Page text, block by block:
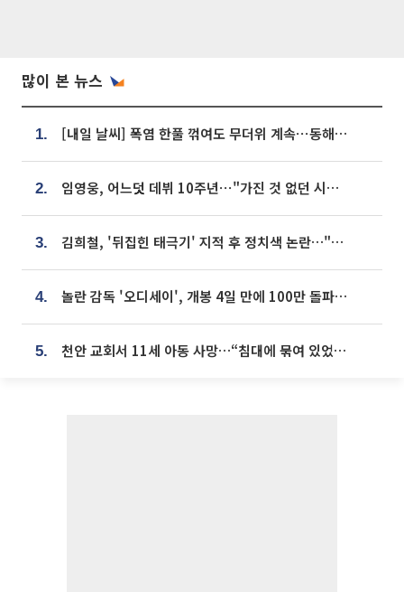
많이 본 뉴스
1. [내일 날씨] 폭염 한풀 꺾여도 무더위 계속⋯동해안 이틀 연속 비
2. 임영웅, 어느덧 데뷔 10주년⋯"가진 것 없던 시절, 내 앞엔 20명의 팬뿐"
3. 김희철, '뒤집힌 태극기' 지적 후 정치색 논란…"좌우 떠나 우리나라 국기"
4. 놀란 감독 '오디세이', 개봉 4일 만에 100만 돌파⋯'왕사남' 보다 빠르다
5. 천안 교회서 11세 아동 사망…“침대에 묶여 있었다” 진술 확보